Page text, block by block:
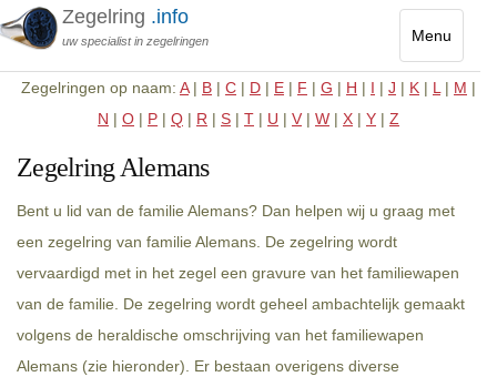
Menu
Toggle
Zegelring .info
uw specialist in zegelringen
Zegelringen op naam: A| B | C | D | E | F | G | H | I | J | K | L | M |
N | O | P | Q | R | S | T | U | V | W | X | Y | Z
Zegelring Alemans
Bent u lid van de familie Alemans? Dan helpen wij u graag met
een zegelring van familie Alemans. De zegelring wordt
vervaardigd met in het zegel een gravure van het familiewapen
van de familie. De zegelring wordt geheel ambachtelijk gemaakt
volgens de heraldische omschrijving van het familiewapen
Alemans (zie hieronder). Er bestaan overigens diverse